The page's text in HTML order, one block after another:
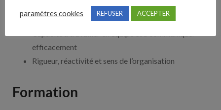
Connaissance des réglementations en matière de
sécurité et d’environnement
efficacement
Rigueur, réactivité et sens de l’organisation
Formation
paramètres cookies REFUSER ACCEPTER